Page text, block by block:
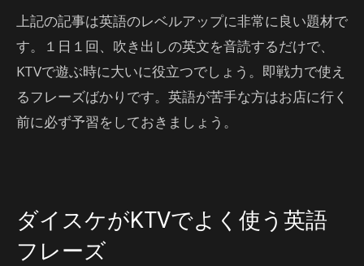
上記の記事は英語のレベルアップに非常に良い題材で
す。１日１回、吹き出しの英文を音読するだけで、
KTVで遊ぶ時に大いに役立つでしょう。即戦力で使え
るフレーズばかりです。英語が苦手な方はお店に行く
前に必ず予習をしておきましょう。
ダイスケがKTVでよく使う英語
フレーズ